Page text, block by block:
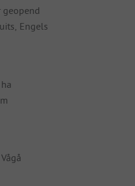
geopend
Engels